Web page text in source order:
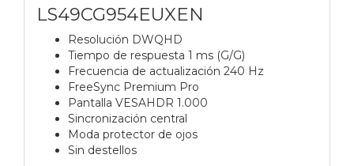
LS49CG954EUXEN
Resolución DWQHD
Tiempo de respuesta 1 ms (G/G)
Frecuencia de actualización 240 Hz
FreeSync Premium Pro
Pantalla VESAHDR 1.000
Sincronización central
Moda protector de ojos
Sin destellos